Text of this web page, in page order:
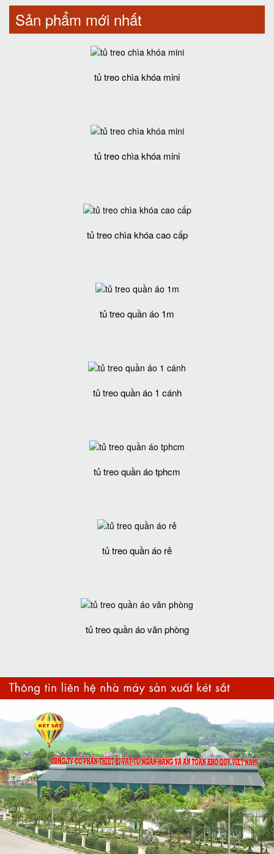
Sản phẩm mới nhất
tủ treo chìa khóa mini
tủ treo chìa khóa mini
tủ treo chìa khóa cao cấp
tủ treo quần áo 1m
tủ treo quần áo 1 cánh
tủ treo quần áo tphcm
tủ treo quần áo rẻ
tủ treo quần áo văn phòng